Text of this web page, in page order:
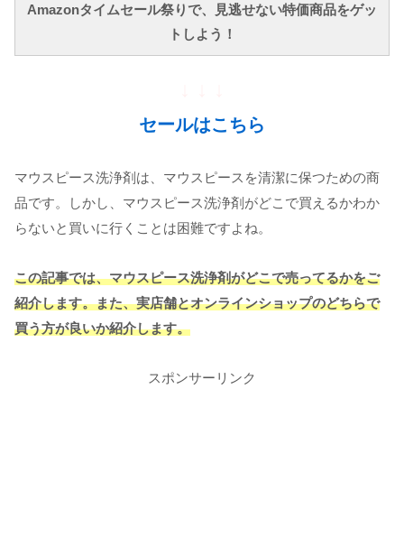
Amazonタイムセール祭りで、見逃せない特価商品をゲッ
トしよう！
セールはこちら
マウスピース洗浄剤は、マウスピースを清潔に保つための商
品です。しかし、マウスピース洗浄剤がどこで買えるかわか
らないと買いに行くことは困難ですよね。
この記事では、マウスピース洗浄剤がどこで売ってるかをご
紹介します。また、実店舗とオンラインショップのどちらで
買う方が良いか紹介します。
スポンサーリンク